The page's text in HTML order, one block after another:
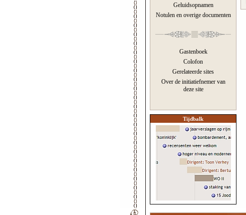
Geluidsopnamen
Notulen en overige documenten
Gastenboek
Colofon
Gerelateerde sites
Over de initiatiefnemer van
deze site
Tijdbalk